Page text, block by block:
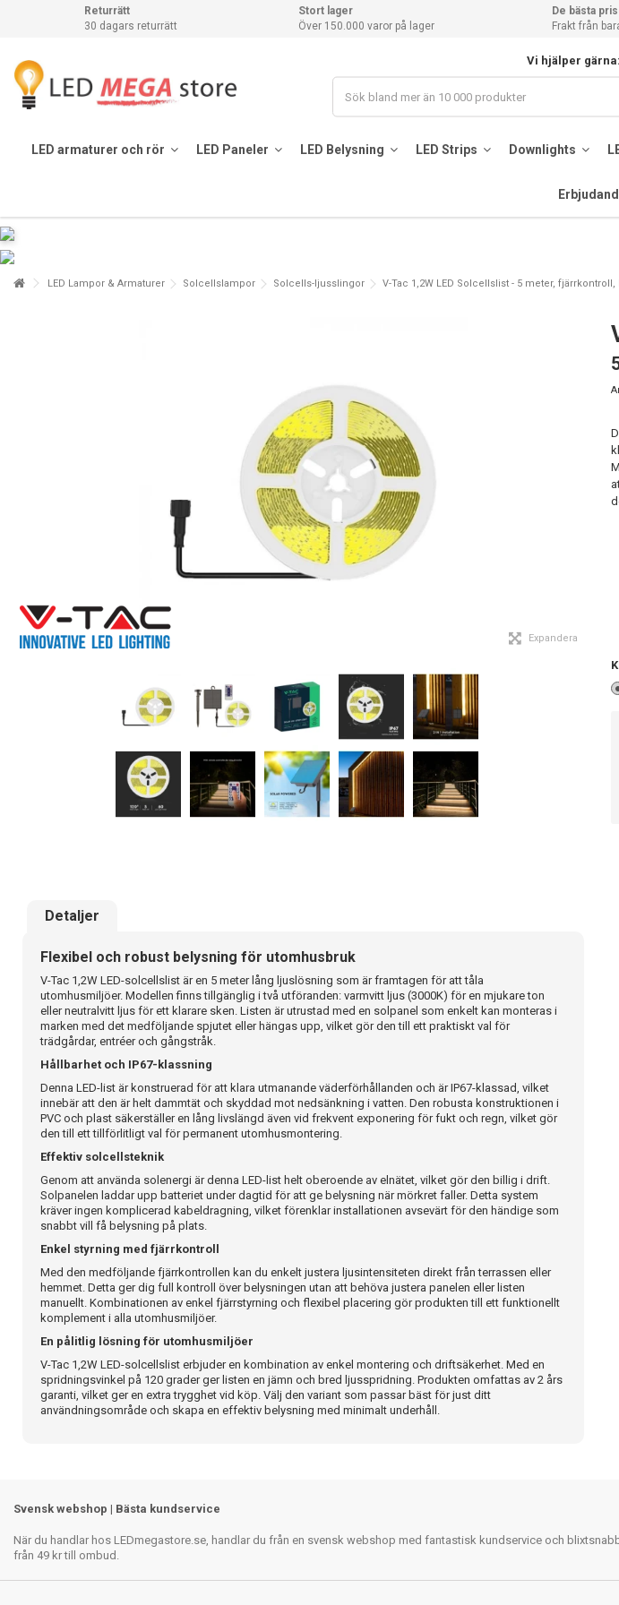
Returrätt
30 dagars returrätt
Stort lager
Över 150.000 varor på lager
De bästa
Frakt från
Vi hjälper gärna:
LED armaturer och rör LED Paneler LED Belysning LED Strips Downlights
LED Lampor & Armaturer Solcellslampor Solcells-ljusslingor V-Tac 1,2W LED Solcellslist - 5 meter, fjärrkontroll,
Expandera
Detaljer
Flexibel och robust belysning för utomhusbruk
V-Tac 1,2W LED-solcellslist är en 5 meter lång ljuslösning som är framtagen för att tåla
utomhusmiljöer. Modellen finns tillgänglig i två utföranden: varmvitt ljus (3000K) för en mjukare ton
eller neutralvitt ljus för ett klarare sken. Listen är utrustad med en solpanel som enkelt kan monteras i
marken med det medföljande spjutet eller hängas upp, vilket gör den till ett praktiskt val för
trädgårdar, entréer och gångstråk.
Hållbarhet och IP67-klassning
Denna LED-list är konstruerad för att klara utmanande väderförhållanden och är IP67-klassad, vilket
innebär att den är helt dammtät och skyddad mot nedsänkning i vatten. Den robusta konstruktionen i
PVC och plast säkerställer en lång livslängd även vid frekvent exponering för fukt och regn, vilket gör
den till ett tillförlitligt val för permanent utomhusmontering.
Effektiv solcellsteknik
Genom att använda solenergi är denna LED-list helt oberoende av elnätet, vilket gör den billig i drift.
Solpanelen laddar upp batteriet under dagtid för att ge belysning när mörkret faller. Detta system
kräver ingen komplicerad kabeldragning, vilket förenklar installationen avsevärt för den händige som
snabbt vill få belysning på plats.
Enkel styrning med fjärrkontroll
Med den medföljande fjärrkontrollen kan du enkelt justera ljusintensiteten direkt från terrassen eller
hemmet. Detta ger dig full kontroll över belysningen utan att behöva justera panelen eller listen
manuellt. Kombinationen av enkel fjärrstyrning och flexibel placering gör produkten till ett funktionellt
komplement i alla utomhusmiljöer.
En pålitlig lösning för utomhusmiljöer
V-Tac 1,2W LED-solcellslist erbjuder en kombination av enkel montering och driftsäkerhet. Med en
spridningsvinkel på 120 grader ger listen en jämn och bred ljusspridning. Produkten omfattas av 2 års
garanti, vilket ger en extra trygghet vid köp. Välj den variant som passar bäst för just ditt
användningsområde och skapa en effektiv belysning med minimalt underhåll.
Svensk webshop | Bästa kundservice
När du handlar hos LEDmegastore.se, handlar du från en svensk webshop med fantastisk kundservice och
från 49 kr till ombud.